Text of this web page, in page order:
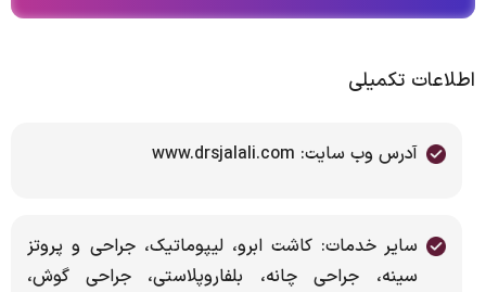
اطلاعات تکمیلی
آدرس وب سایت: www.drsjalali.com
سایر خدمات: ‌کاشت ابرو، لیپوماتیک، جراحی و پروتز
سینه، جراحی چانه، بلفاروپلاستی، جراحی گوش،